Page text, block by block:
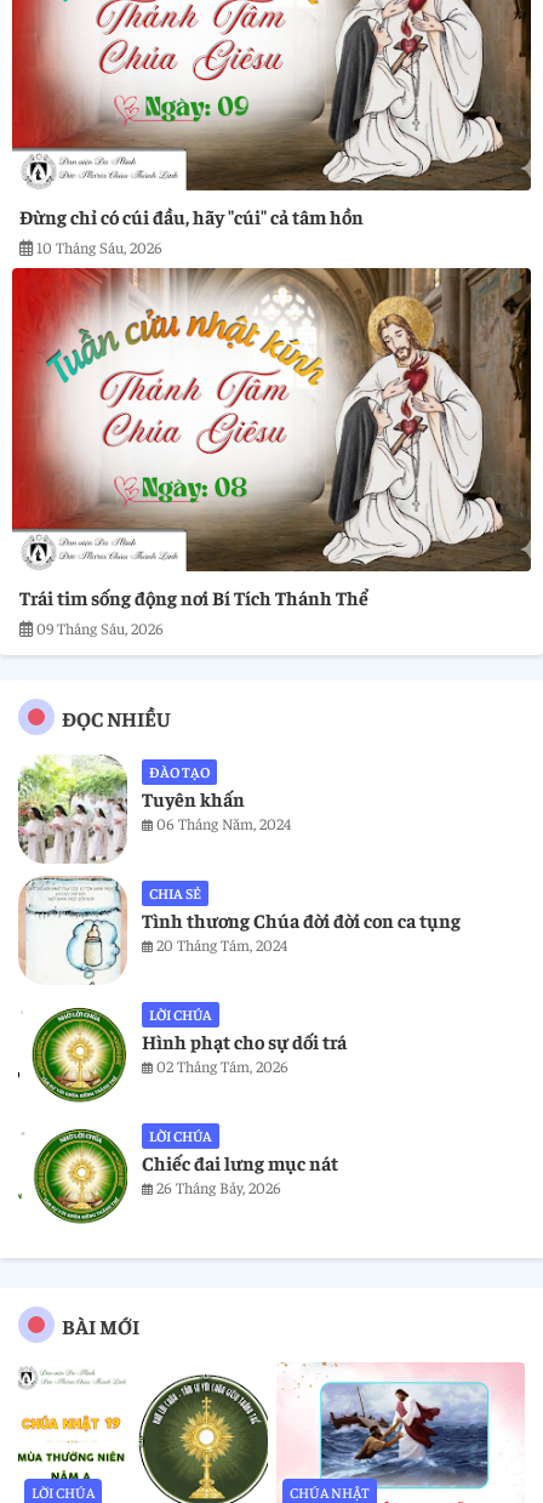
Đừng chỉ có cúi đầu, hãy "cúi" cả tâm hồn
10 Tháng Sáu, 2026
Trái tim sống động nơi Bí Tích Thánh Thể
09 Tháng Sáu, 2026
ĐỌC NHIỀU
ĐÀO TẠO
Tuyên khấn
06 Tháng Năm, 2024
CHIA SẺ
Tình thương Chúa đời đời con ca tụng
20 Tháng Tám, 2024
LỜI CHÚA
Hình phạt cho sự dối trá
02 Tháng Tám, 2026
LỜI CHÚA
Chiếc đai lưng mục nát
26 Tháng Bảy, 2026
BÀI MỚI
LỜI CHÚA CHÚA NHẬT